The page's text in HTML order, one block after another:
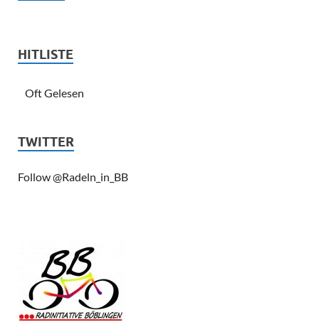
HITLISTE
Oft Gelesen
TWITTER
Follow @Radeln_in_BB